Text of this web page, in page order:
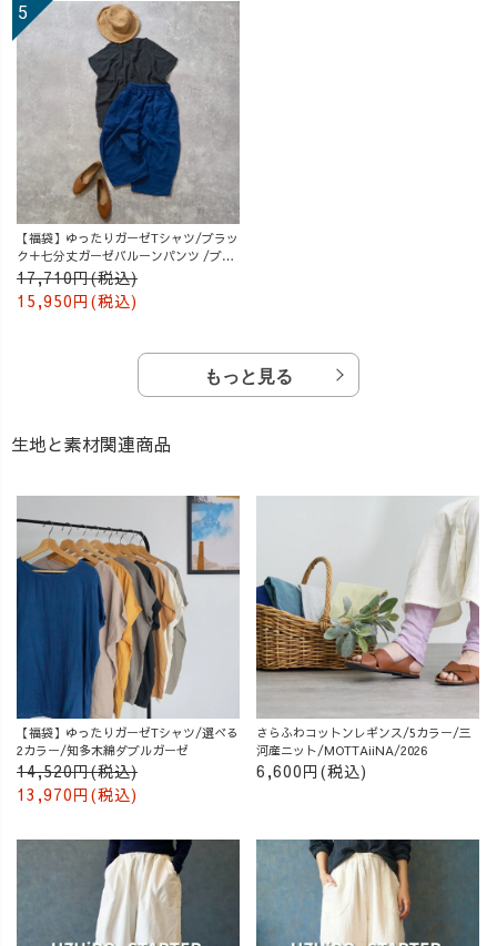
【福袋】ゆったりガーゼTシャツ/ブラッ
ク＋七分丈ガーゼバルーンパンツ /ブル
ー
17,710円(税込)
15,950円(税込)
もっと見る
生地と素材関連商品
【福袋】ゆったりガーゼTシャツ/選べる
2カラー/知多木綿ダブルガーゼ
14,520円(税込)
13,970円(税込)
さらふわコットンレギンス/5カラー/三
河産ニット/MOTTAiiNA/2026
6,600円(税込)